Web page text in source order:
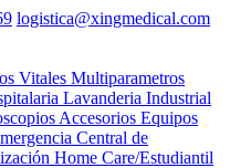
logistica@xingmedical.com
Vitales Multiparametros
Lavanderia Industrial
Accesorios Equipos
Central de
Home Care/Estudiantil